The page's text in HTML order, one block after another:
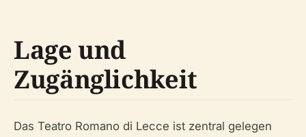
Lage und
Zugänglichkeit
Das Teatro Romano di Lecce ist zentral gelegen